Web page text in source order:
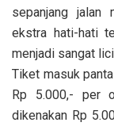
sepanjang jalan
ekstra hati-hati
menjadi sangat
Tiket masuk
Rp 5.000,- per
dikenakan Rp